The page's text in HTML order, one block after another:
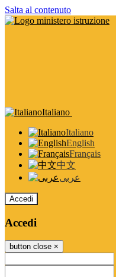
Salta al contenuto
Italiano
Italiano
English
Français
中文
عربى
Accedi
Accedi
button close ×